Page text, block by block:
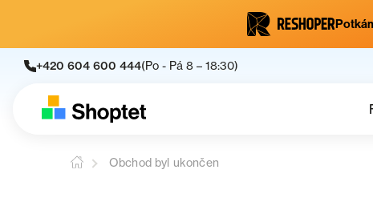
+420 604 600 444(Po - Pá 8 – 18:30)
Obchod byl ukončen